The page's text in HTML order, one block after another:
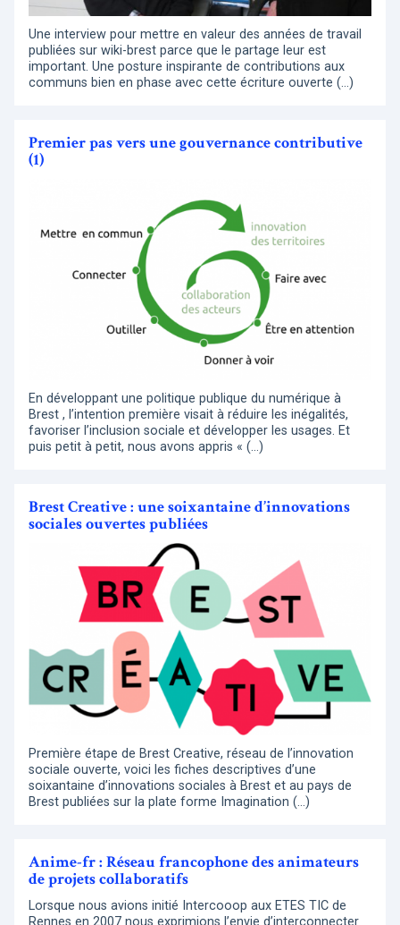
Une interview pour mettre en valeur des années de travail
publiées sur wiki-brest parce que le partage leur est
important. Une posture inspirante de contributions aux
communs bien en phase avec cette écriture ouverte (…)
Premier pas vers une gouvernance contributive
(1)
En développant une politique publique du numérique à
Brest , l’intention première visait à réduire les inégalités,
favoriser l’inclusion sociale et développer les usages. Et
puis petit à petit, nous avons appris « (…)
Brest Creative : une soixantaine d’innovations
sociales ouvertes publiées
Première étape de Brest Creative, réseau de l’innovation
sociale ouverte, voici les fiches descriptives d’une
soixantaine d’innovations sociales à Brest et au pays de
Brest publiées sur la plate forme Imagination (…)
Anime-fr : Réseau francophone des animateurs
de projets collaboratifs
Lorsque nous avions initié Intercooop aux ETES TIC de
Rennes en 2007 nous exprimions l’envie d’interconnecter